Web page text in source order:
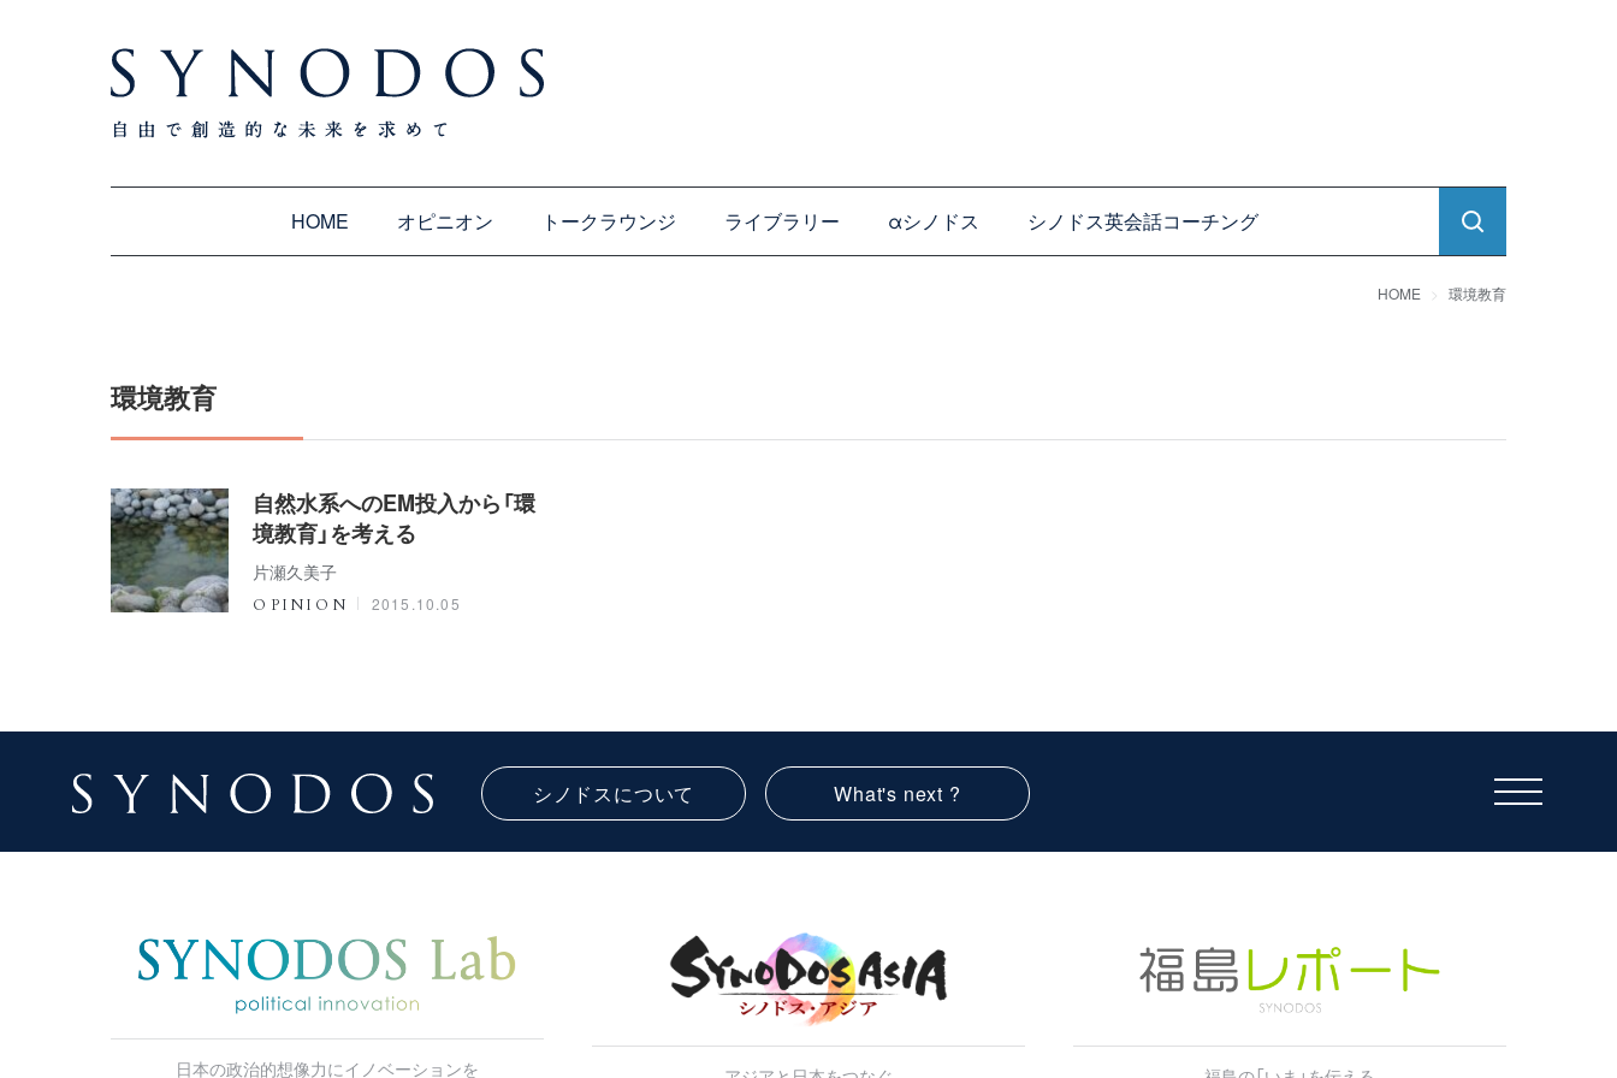
HOME オピニオン トークラウンジ ライブラリー αシノドス シノドス英会話コーチング
HOME 環境教育
環境教育
自然水系へのEM投入から「環
境教育」を考える
片瀬久美子
OPINION 2015.10.05
シノドスについて What's next ?
日本の政治的想像力にイノベーションを